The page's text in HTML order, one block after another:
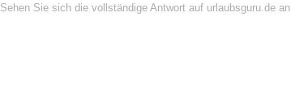
Sehen Sie sich die vollständige Antwort auf urlaubsguru.de an